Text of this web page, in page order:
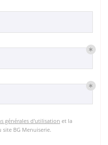
générales d'utilisation et la
site BG Menuiserie.